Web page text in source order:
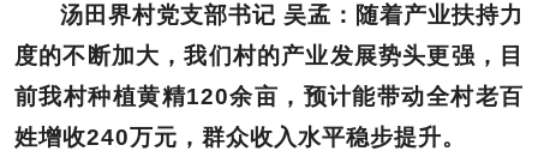
汤田界村党支部书记 吴孟：随着产业扶持力
度的不断加大，我们村的产业发展势头更强，目
前我村种植黄精120余亩，预计能带动全村老百
姓增收240万元，群众收入水平稳步提升。